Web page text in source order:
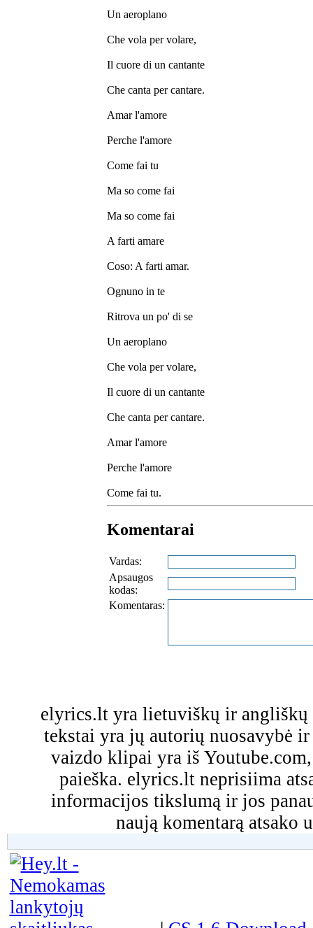
Un aeroplano
Che vola per volare,
Il cuore di un cantante
Che canta per cantare.
Amar l'amore
Perche l'amore
Come fai tu
Ma so come fai
Ma so come fai
A farti amare
Coso: A farti amar.
Ognuno in te
Ritrova un po' di se
Un aeroplano
Che vola per volare,
Il cuore di un cantante
Che canta per cantare.
Amar l'amore
Perche l'amore
Come fai tu.
Komentarai
Vardas:
Apsaugos
kodas:
Komentaras:
elyrics.lt yra lietuviškų ir angliškų
tekstai yra jų autorių nuosavybė
vaizdo klipai yra iš
paieška. elyrics.lt neprisiima
informacijos tikslumą ir jos
naują komentarą atsako